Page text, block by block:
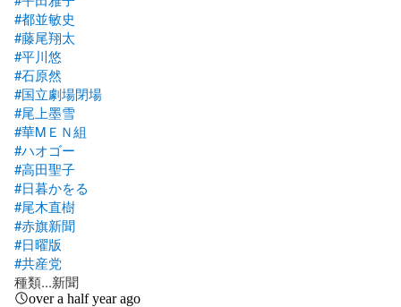
#都並敏史
#藤尾翔太
#平川悠
#石原然
#国立劇場閉場
#尾上墨雪
#華MＥＮ組
#ハオゴー
#高田聖子
#日暮かをる
#尾木直樹
#赤旗新聞
#日曜版
#共産党
種類...新聞
over a half year ago